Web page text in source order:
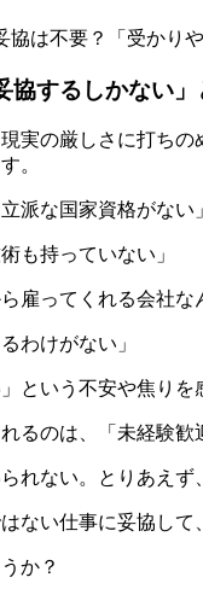
協は不要？「受か
協するしかない
実の厳しさに打ち
。
派な国家資格がない」
も持っていない」
雇ってくれる会社な
わけがない」
という不安や焦りを
るのは、「未経験
れない。とりあえ
ない仕事に妥協し
か？